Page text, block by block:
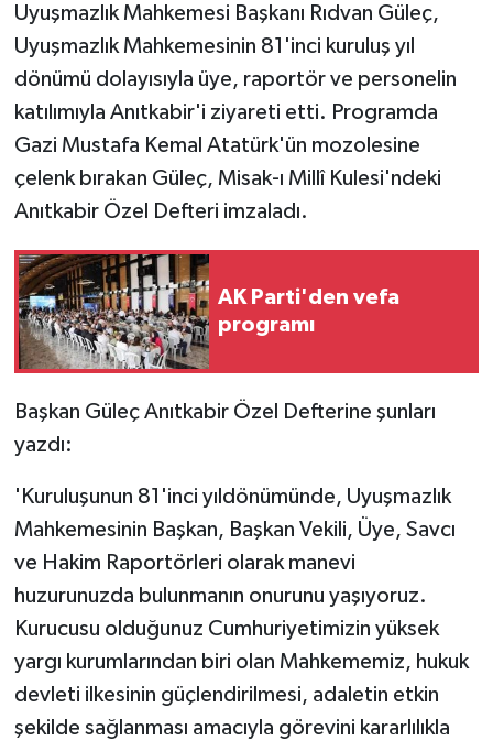
Uyuşmazlık Mahkemesi Başkanı Rıdvan Güleç,
Uyuşmazlık Mahkemesinin 81'inci kuruluş yıl
dönümü dolayısıyla üye, raportör ve personelin
katılımıyla Anıtkabir'i ziyareti etti. Programda
Gazi Mustafa Kemal Atatürk'ün mozolesine
çelenk bırakan Güleç, Misak-ı Millî Kulesi'ndeki
Anıtkabir Özel Defteri imzaladı.
AK Parti'den vefa
programı
Başkan Güleç Anıtkabir Özel Defterine şunları
yazdı:
'Kuruluşunun 81'inci yıldönümünde, Uyuşmazlık
Mahkemesinin Başkan, Başkan Vekili, Üye, Savcı
ve Hakim Raportörleri olarak manevi
huzurunuzda bulunmanın onurunu yaşıyoruz.
Kurucusu olduğunuz Cumhuriyetimizin yüksek
yargı kurumlarından biri olan Mahkememiz, hukuk
devleti ilkesinin güçlendirilmesi, adaletin etkin
şekilde sağlanması amacıyla görevini kararlılıkla